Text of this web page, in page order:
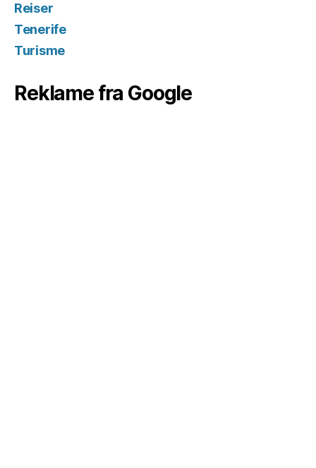
Reiser
Tenerife
Turisme
Reklame fra Google